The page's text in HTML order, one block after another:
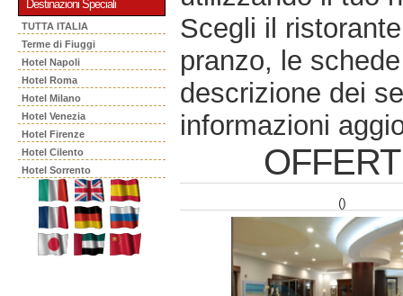
Destinazioni Speciali
TUTTA ITALIA
Terme di Fiuggi
Hotel Napoli
Hotel Roma
Hotel Milano
Hotel Venezia
Hotel Firenze
Hotel Cilento
Hotel Sorrento
Scegli il
pranzo, le
descrizione dei
informazioni
()